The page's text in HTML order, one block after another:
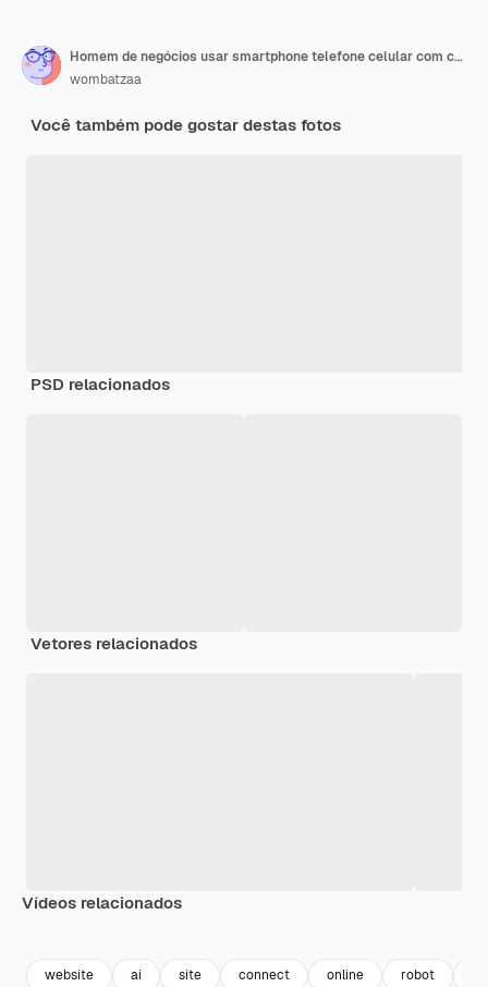
Homem de negócios usar smartphone telefone celular com chatbot digital bate-papo GPT aplicação robô conversação assistente AI Inteligência artificial conceito chatbot digital tela virtual IA automática
wombatzaa
Você também pode gostar destas fotos
PSD relacionados
Vetores relacionados
Vídeos relacionados
website ai site connect online robot